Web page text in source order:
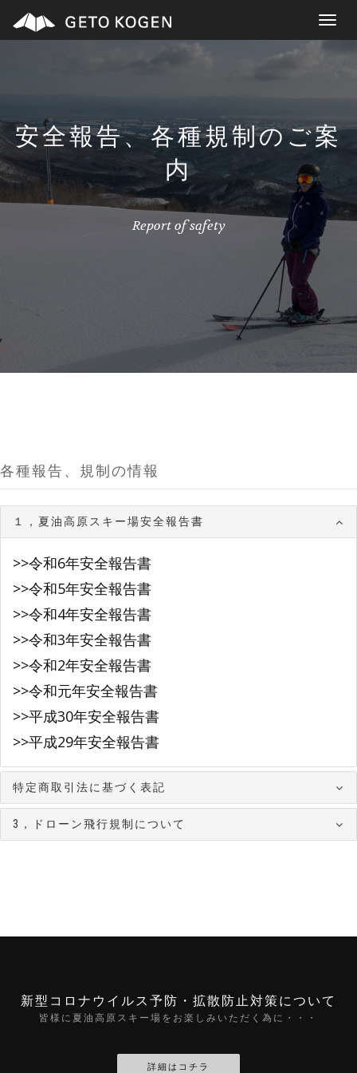
Toggle
安全報告、各種規制のご案
内
Report of safety
各種報告、規制の情報
１，夏油高原スキー場安全報告書
>>令和6年安全報告書
>>令和5年安全報告書
>>令和4年安全報告書
>>令和3年安全報告書
>>令和2年安全報告書
>>令和元年安全報告書
>>平成30年安全報告書
>>平成29年安全報告書
特定商取引法に基づく表記
3，ドローン飛行規制について
新型コロナウイルス予防・拡散防止対策について
皆様に夏油高原スキー場をお楽しみいただく為に・・・
詳細はコチラ